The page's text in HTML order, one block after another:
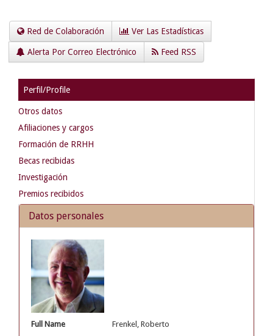
Red de Colaboración Ver Las Estadísticas
Alerta Por Correo Electrónico Feed RSS
Perfil/Profile
Otros datos
Afiliaciones y cargos
Formación de RRHH
Becas recibidas
Investigación
Premios recibidos
Datos personales
Full Name
Frenkel, Roberto